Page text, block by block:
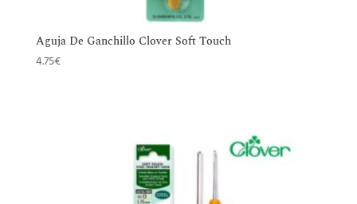
Aguja De Ganchillo Clover Soft Touch
4.75€